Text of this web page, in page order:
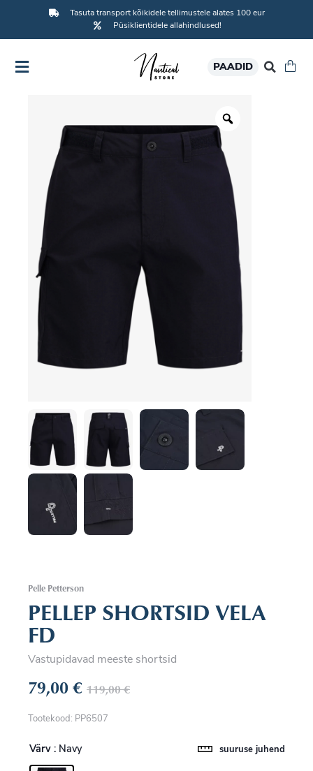
Tasuta transport kõikidele tellimustele alates 100 eur
Püsiklientidele allahindlused!
PAADID
Pelle Petterson
PELLEP SHORTSID VELA
FD
Vastupidavad meeste shortsid
79,00€ 119,00€
Tootekood: PP6507
Värv : Navy suuruse juhend